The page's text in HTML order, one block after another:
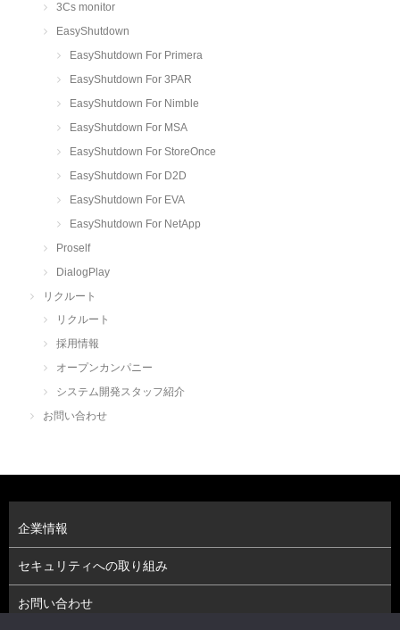
3Cs monitor
EasyShutdown
EasyShutdown For Primera
EasyShutdown For 3PAR
EasyShutdown For Nimble
EasyShutdown For MSA
EasyShutdown For StoreOnce
EasyShutdown For D2D
EasyShutdown For EVA
EasyShutdown For NetApp
Proself
DialogPlay
リクルート
リクルート
採用情報
オープンカンパニー
システム開発スタッフ紹介
お問い合わせ
企業情報
セキュリティへの取り組み
お問い合わせ